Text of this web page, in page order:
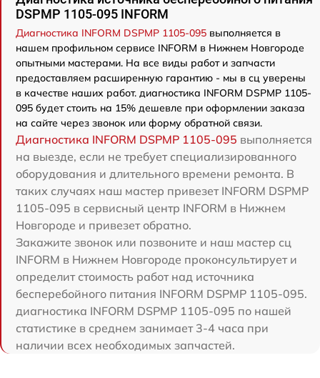
DSPMP 1105-095 INFORM
Диагностика INFORM DSPMP 1105-095 выполняется в
нашем профильном сервисе INFORM в Нижнем Новгороде
опытными мастерами. На все виды работ и запчасти
предоставляем расширенную гарантию - мы в сц уверены
в качестве наших работ. диагностика INFORM DSPMP 1105-
095 будет стоить на 15% дешевле при оформлении заказа
на сайте через звонок или форму обратной связи.
Диагностика INFORM DSPMP 1105-095 выполняется
на выезде, если не требует специализированного
оборудования и длительного времени ремонта. В
таких случаях наш мастер привезет INFORM DSPMP
1105-095 в сервисный центр INFORM в Нижнем
Новгороде и привезет обратно.
Закажите звонок или позвоните и наш мастер сц
INFORM в Нижнем Новгороде проконсультирует и
определит стоимость работ над источника
бесперебойного питания INFORM DSPMP 1105-095.
диагностика INFORM DSPMP 1105-095 по нашей
статистике в среднем занимает 3-4 часа при
наличии всех необходимых запчастей.